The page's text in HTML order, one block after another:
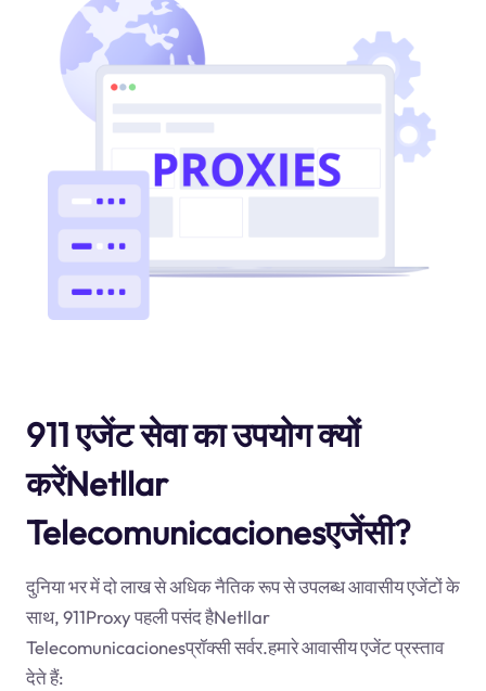
911 एजेंट सेवा का उपयोग क्यों
करेंNetllar
Telecomunicacionesएजेंसी?
दुनिया भर में दो लाख से अधिक नैतिक रूप से उपलब्ध आवासीय एजेंटों के
साथ, 911Proxy पहली पसंद हैNetllar
Telecomunicacionesप्रॉक्सी सर्वर.हमारे आवासीय एजेंट प्रस्ताव
देते हैं: